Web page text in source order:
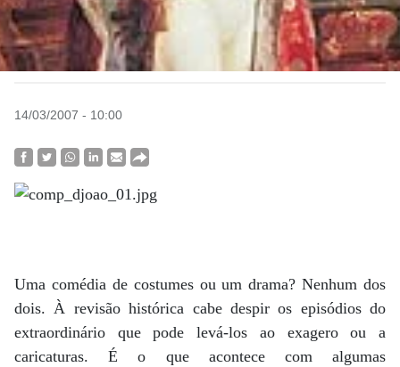
14/03/2007 - 10:00
Uma comédia de costumes ou um drama? Nenhum dos
dois. À revisão histórica cabe despir os episódios do
extraordinário que pode levá-los ao exagero ou a
caricaturas. É o que acontece com algumas